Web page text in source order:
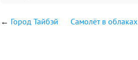
← Город Тайбэй Самолёт в облаках